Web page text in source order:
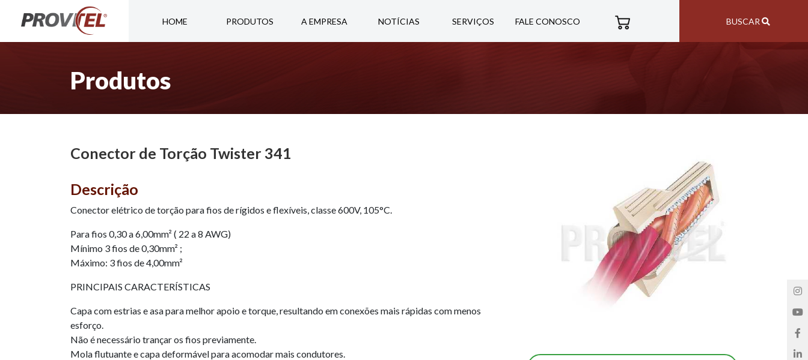
HOME PRODUTOS A EMPRESA NOTÍCIAS SERVIÇOS FALE CONOSCO BUSCAR
Produtos
Conector de Torção Twister 341
Descrição
Conector elétrico de torção para fios de rígidos e flexíveis, classe 600V, 105°C.
Para fios 0,30 a 6,00mm² ( 22 a 8 AWG)
Mínimo 3 fios de 0,30mm² ;
Máximo: 3 fios de 4,00mm²
PRINCIPAIS CARACTERÍSTICAS
Capa com estrias e asa para melhor apoio e torque, resultando em conexões mais rápidas com menos
esforço.
Não é necessário trançar os fios previamente.
Mola flutuante e capa deformável para acomodar mais condutores.